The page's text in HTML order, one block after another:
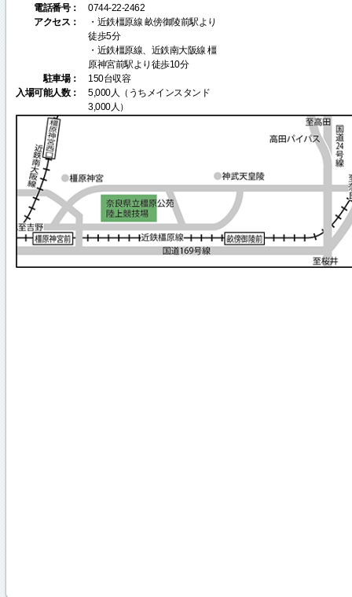
電話番号： 0744-22-2462
アクセス：
・近鉄橿原線 畝傍御陵前駅より
徒歩5分
・近鉄橿原線、近鉄南大阪線 橿
原神宮前駅より徒歩10分
駐車場： 150台収容
入場可能人数： 5,000人（うちメインスタンド
3,000人）